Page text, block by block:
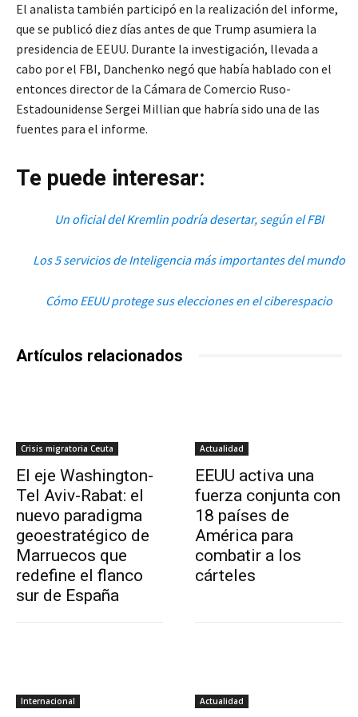
El analista también participó en la realización del informe,
que se publicó diez días antes de que Trump asumiera la
presidencia de EEUU. Durante la investigación, llevada a
cabo por el FBI, Danchenko negó que había hablado con el
entonces director de la Cámara de Comercio Ruso-
Estadounidense Sergei Millian que habría sido una de las
fuentes para el informe.
Te puede interesar:
Un oficial del Kremlin podría desertar, según el FBI
Los 5 servicios de Inteligencia más importantes del mundo
Cómo EEUU protege sus elecciones en el ciberespacio
Artículos relacionados
Crisis migratoria Ceuta
El eje Washington-
Tel Aviv-Rabat: el
nuevo paradigma
geoestratégico de
Marruecos que
redefine el flanco
sur de España
Actualidad
EEUU activa una
fuerza conjunta con
18 países de
América para
combatir a los
cárteles
Internacional Actualidad